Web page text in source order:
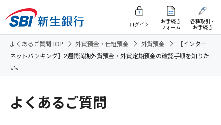
ログイン
お手続き
フォーム
各種取引・
お手続き
よくあるご質問TOP 外貨預金・仕組預金 外貨預金
［インター
ネットバンキング］2週間満期外貨預金・外貨定期預金の確認手順を知りた
い。
よくあるご質問